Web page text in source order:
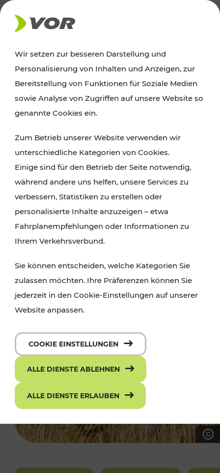
AKTUELLES
Ausflugstipps
Wien, Niederösterreich und das Burgenland
Wanderungen, Kultur und Gastronomie,
Radtouren oder purer Naturgenuss – viele
Attraktionen sind mit den Ticket- und Fahrplan-
Angeboten des VOR gut und schnell erreichbar.
Wir setzen zur besseren Darstellung und
Personalisierung von Inhalten und Anzeigen, zur
Bereitstellung von Funktionen für Soziale Medien
sowie Analyse von Zugriffen auf unsere Website so
genannte Cookies ein.
Zum Betrieb unserer Website verwenden wir
unterschiedliche Kategorien von Cookies.
Einige sind für den Betrieb der Seite notwendig,
während andere uns helfen, unsere Services zu
verbessern, Statistiken zu erstellen oder
personalisierte Inhalte anzuzeigen – etwa
Fahrplanempfehlungen oder Informationen zu
Ihrem Verkehrsverbund.
Sie können entscheiden, welche Kategorien Sie
zulassen möchten. Ihre Präferenzen können Sie
jederzeit in den Cookie-Einstellungen auf unserer
Website anpassen.
COOKIE EINSTELLUNGEN
ALLE DIENSTE ABLEHNEN
ALLE DIENSTE ERLAUBEN